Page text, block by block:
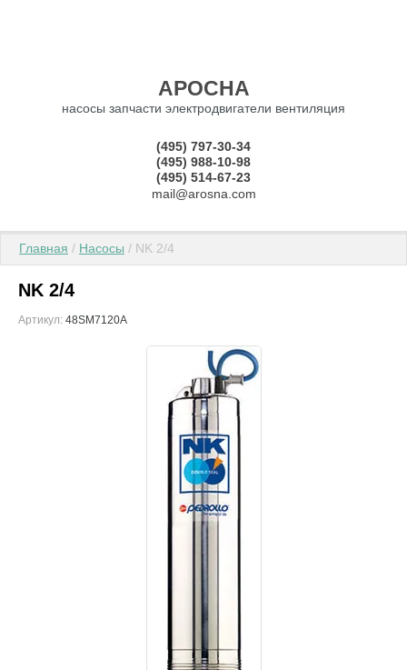
АРОСНА
насосы запчасти электродвигатели вентиляция
(495) 797-30-34
(495) 988-10-98
(495) 514-67-23
mail@arosna.com
Главная / Насосы / NK 2/4
NK 2/4
Артикул: 48SM7120A